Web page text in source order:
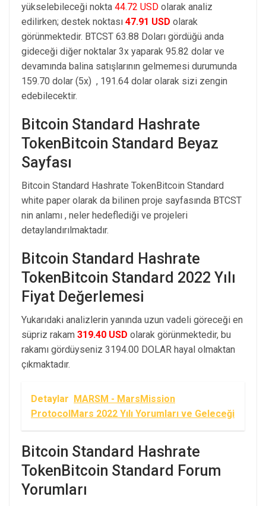
yükselebileceği nokta 44.72 USD olarak analiz
edilirken; destek noktası 47.91 USD olarak
görünmektedir. BTCST 63.88 Doları gördüğü anda
gideceği diğer noktalar 3x yaparak 95.82 dolar ve
devamında balina satışlarının gelmemesi durumunda
159.70 dolar (5x) , 191.64 dolar olarak sizi zengin
edebilecektir.
Bitcoin Standard Hashrate
TokenBitcoin Standard Beyaz
Sayfası
Bitcoin Standard Hashrate TokenBitcoin Standard
white paper olarak da bilinen proje sayfasında BTCST
nin anlamı , neler hedeflediği ve projeleri
detaylandırılmaktadır.
Bitcoin Standard Hashrate
TokenBitcoin Standard 2022 Yılı
Fiyat Değerlemesi
Yukarıdaki analizlerin yanında uzun vadeli göreceği en
süpriz rakam 319.40 USD olarak görünmektedir, bu
rakamı gördüyseniz 3194.00 DOLAR hayal olmaktan
çıkmaktadır.
Detaylar MARSM - MarsMission
ProtocolMars 2022 Yılı Yorumları ve Geleceği
Bitcoin Standard Hashrate
TokenBitcoin Standard Forum
Yorumları